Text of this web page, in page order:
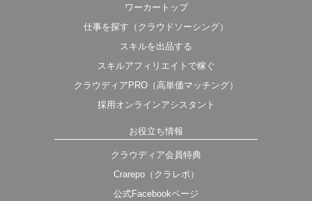
ワーカートップ
仕事を探す（クラウドソーシング）
スキルを出品する
スキルアフィリエイトで稼ぐ
クラウディアPRO（高単価マッチング）
採用オンラインアシスタント
お役立ち情報
クラウディア会員特典
Crarepo（クラレポ）
公式Facebookページ